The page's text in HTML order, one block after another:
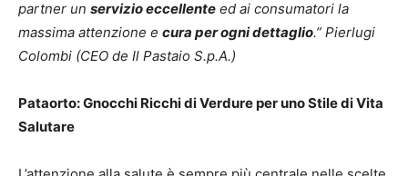
partner un servizio eccellente ed ai consumatori la
massima attenzione e cura per ogni dettaglio.” Pierlugi
Colombi (CEO de Il Pastaio S.p.A.)
Pataorto: Gnocchi Ricchi di Verdure per uno Stile di Vita
Salutare